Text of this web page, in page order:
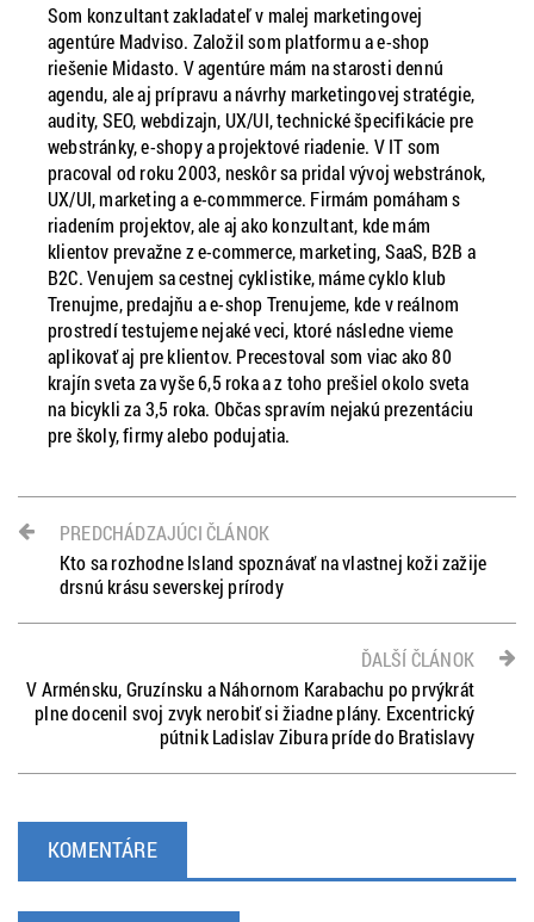
Som konzultant zakladateľ v malej marketingovej
agentúre Madviso. Založil som platformu a e-shop
riešenie Midasto. V agentúre mám na starosti dennú
agendu, ale aj prípravu a návrhy marketingovej stratégie,
audity, SEO, webdizajn, UX/UI, technické špecifikácie pre
webstránky, e-shopy a projektové riadenie. V IT som
pracoval od roku 2003, neskôr sa pridal vývoj webstránok,
UX/UI, marketing a e-commmerce. Firmám pomáham s
riadením projektov, ale aj ako konzultant, kde mám
klientov prevažne z e-commerce, marketing, SaaS, B2B a
B2C. Venujem sa cestnej cyklistike, máme cyklo klub
Trenujme, predajňu a e-shop Trenujeme, kde v reálnom
prostredí testujeme nejaké veci, ktoré následne vieme
aplikovať aj pre klientov. Precestoval som viac ako 80
krajín sveta za vyše 6,5 roka a z toho prešiel okolo sveta
na bicykli za 3,5 roka. Občas spravím nejakú prezentáciu
pre školy, firmy alebo podujatia.
PREDCHÁDZAJÚCI ČLÁNOK
Kto sa rozhodne Island spoznávať na vlastnej koži zažije
drsnú krásu severskej prírody
ĎALŠÍ ČLÁNOK
V Arménsku, Gruzínsku a Náhornom Karabachu po prvýkrát
plne docenil svoj zvyk nerobiť si žiadne plány. Excentrický
pútnik Ladislav Zibura príde do Bratislavy
KOMENTÁRE